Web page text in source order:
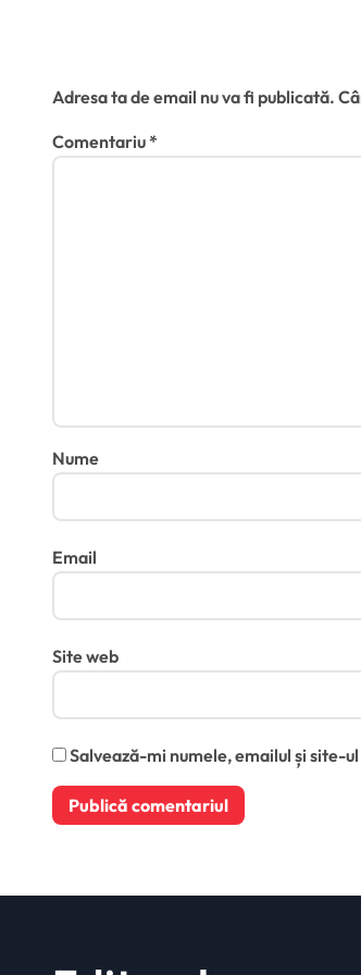
l
e
Muncii
Adresa ta de email nu va fi publicată.
Comentariu*
Nume
Email
Site web
Salvează-mi numele, emailul și site-